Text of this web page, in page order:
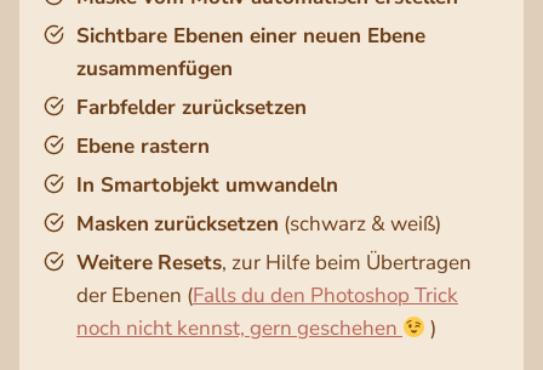
Sichtbare Ebenen einer neuen Ebene
zusammenfügen
Farbfelder zurücksetzen
Ebene rastern
In Smartobjekt umwandeln
Masken zurücksetzen (schwarz & weiß)
Weitere Resets, zur Hilfe beim Übertragen
der Ebenen (Falls du den Photoshop Trick
noch nicht kennst, gern geschehen
)